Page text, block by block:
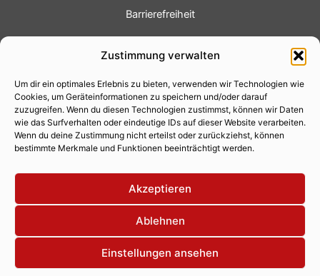
Zustimmung verwalten
Um dir ein optimales Erlebnis zu bieten, verwenden wir Technologien wie
Cookies, um Geräteinformationen zu speichern und/oder darauf
zuzugreifen. Wenn du diesen Technologien zustimmst, können wir Daten
wie das Surfverhalten oder eindeutige IDs auf dieser Website verarbeiten.
Wenn du deine Zustimmung nicht erteilst oder zurückziehst, können
bestimmte Merkmale und Funktionen beeinträchtigt werden.
Akzeptieren
Ablehnen
Einstellungen ansehen
Barrierefreiheit
Fotoservice
Videoservice
Werbung
Contenterstellung
Lokalnachrichten
Lokalfernsehen
Eventkalender